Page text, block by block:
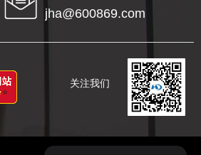
jha@600869.com
关注我们